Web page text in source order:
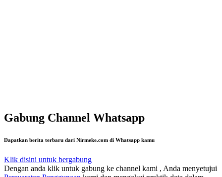
Gabung Channel Whatsapp
Dapatkan berita terbaru dari Nirmeke.com di Whatsapp kamu
Klik disini untuk bergabung
Dengan anda klik untuk gabung ke channel kami , Anda menyetujui